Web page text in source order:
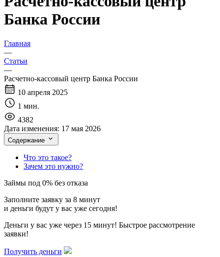
Банка России
Главная
—
Статьи
—
Расчетно-кассовый центр Банка России
10 апреля 2025
1 мин.
4382
Дата изменения: 17 мая 2026
Содержание
Что это такое?
Зачем это нужно?
Займы под 0% без отказа
Заполните заявку за 8 минут
и деньги будут у вас уже сегодня!
Деньги у вас уже через 15 минут! Быстрое рассмотрение
заявки!
Получить деньги